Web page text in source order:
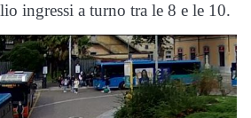
ingressi a turno tra le 8 e le 10.